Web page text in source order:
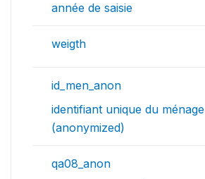
année de saisie
weigth
id_men_anon
identifiant unique du ménage
(anonymized)
qa08_anon